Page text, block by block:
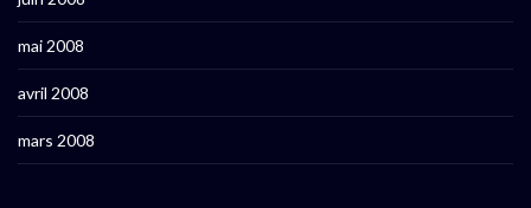
mai 2008
avril 2008
mars 2008